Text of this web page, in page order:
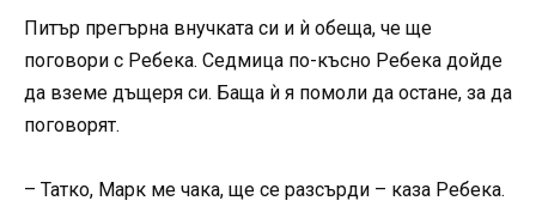
Питър прегърна внучката си и ѝ обеща, че ще
поговори с Ребека. Седмица по-късно Ребека дойде
да вземе дъщеря си. Баща ѝ я помоли да остане, за да
поговорят.
– Татко, Марк ме чака, ще се разсърди – каза Ребека.